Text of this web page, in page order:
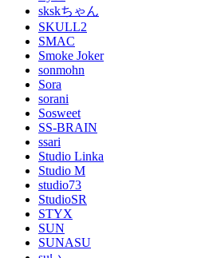
skskちゃん
SKULL2
SMAC
Smoke Joker
sonmohn
Sora
sorani
Sosweet
SS-BRAIN
ssari
Studio Linka
Studio M
studio73
StudioSR
STYX
SUN
SUNASU